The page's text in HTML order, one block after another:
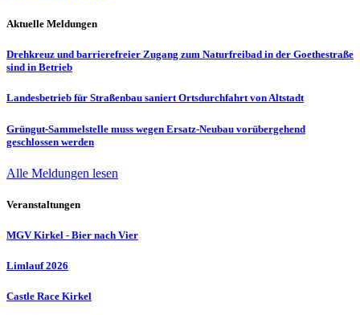
Aktuelle Meldungen
Drehkreuz und barrierefreier Zugang zum Naturfreibad in der Goethestraße
sind in Betrieb
Landesbetrieb für Straßenbau saniert Ortsdurchfahrt von Altstadt
Grüngut-Sammelstelle muss wegen Ersatz-Neubau vorübergehend
geschlossen werden
Alle Meldungen lesen
Veranstaltungen
MGV Kirkel - Bier nach Vier
Limlauf 2026
Castle Race Kirkel